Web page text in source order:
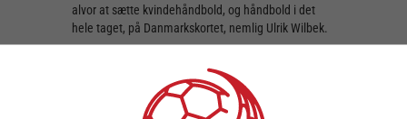
alvor at sætte kvindehåndbold, og håndbold i det
hele taget, på Danmarkskortet, nemlig Ulrik Wilbek.
ungdomslandshold i 1986, og var træner for dem
frem til 1991. Her tiltrådte han jobbet som træner for
kvindelandsholdet, og han formåede i den grad at